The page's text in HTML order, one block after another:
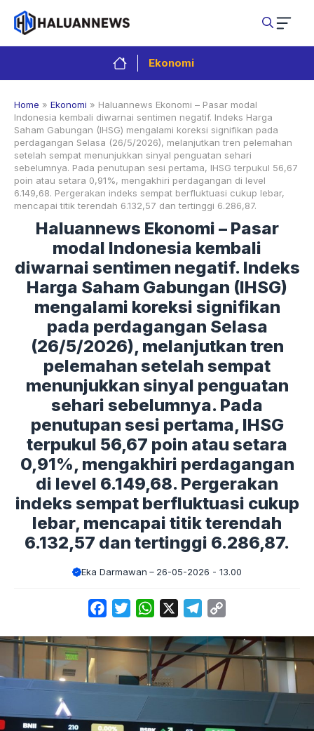
Langsung
isi
Ekonomi
Home » Ekonomi » Haluannews Ekonomi – Pasar modal
Indonesia kembali diwarnai sentimen negatif. Indeks Harga
Saham Gabungan (IHSG) mengalami koreksi signifikan pada
perdagangan Selasa (26/5/2026), melanjutkan tren pelemahan
setelah sempat menunjukkan sinyal penguatan sehari
sebelumnya. Pada penutupan sesi pertama, IHSG terpukul 56,67
poin atau setara 0,91%, mengakhiri perdagangan di level
6.149,68. Pergerakan indeks sempat berfluktuasi cukup lebar,
mencapai titik terendah 6.132,57 dan tertinggi 6.286,87.
Haluannews Ekonomi – Pasar
modal Indonesia kembali
diwarnai sentimen negatif. Indeks
Harga Saham Gabungan (IHSG)
mengalami koreksi signifikan
pada perdagangan Selasa
(26/5/2026), melanjutkan tren
pelemahan setelah sempat
menunjukkan sinyal penguatan
sehari sebelumnya. Pada
penutupan sesi pertama, IHSG
terpukul 56,67 poin atau setara
0,91%, mengakhiri perdagangan
di level 6.149,68. Pergerakan
indeks sempat berfluktuasi cukup
lebar, mencapai titik terendah
6.132,57 dan tertinggi 6.286,87.
Eka Darmawan 26-05-2026 - 13.00
FacebookTwitterWhatsApp Telegram